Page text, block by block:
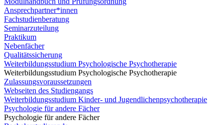
Ansprechpartner*innen
Fachstudienberatung
Seminarzuteilung
Praktikum
Nebenfächer
Qualitätssicherung
Weiterbildungsstudium Psychologische Psychotherapie
Weiterbildungsstudium Psychologische Psychotherapie
Zulassungsvoraussetzungen
Webseiten des Studiengangs
Weiterbildungsstudium Kinder- und Jugendlichenpsychotherapie
Psychologie für andere Fächer
Psychologie für andere Fächer